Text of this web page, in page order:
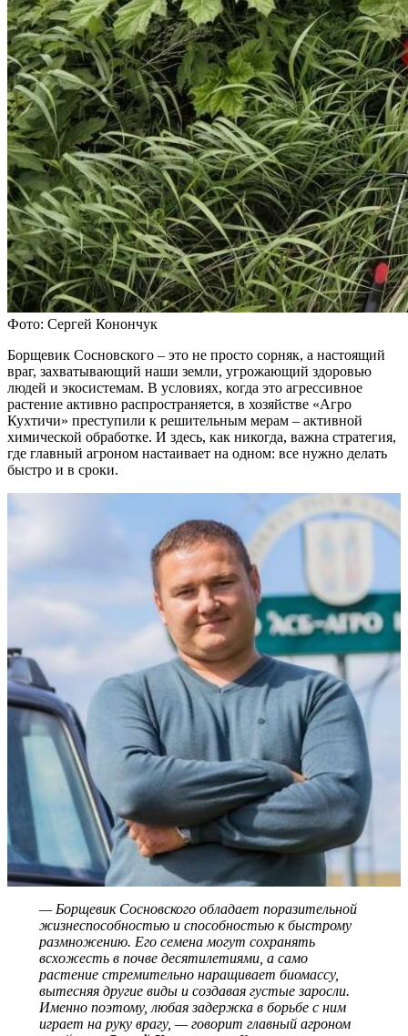
Фото: Сергей Конончук
Борщевик Сосновского – это не просто сорняк, а настоящий
враг, захватывающий наши земли, угрожающий здоровью
людей и экосистемам. В условиях, когда это агрессивное
растение активно распространяется, в хозяйстве «Агро
Кухтичи» преступили к решительным мерам – активной
химической обработке. И здесь, как никогда, важна стратегия,
где главный агроном настаивает на одном: все нужно делать
быстро и в сроки.
— Борщевик Сосновского обладает поразительной
жизнеспособностью и способностью к быстрому
размножению. Его семена могут сохранять
всхожесть в почве десятилетиями, а само
растение стремительно наращивает биомассу,
вытесняя другие виды и создавая густые заросли.
Именно поэтому, любая задержка в борьбе с ним
играет на руку врагу, — говорит главный агроном